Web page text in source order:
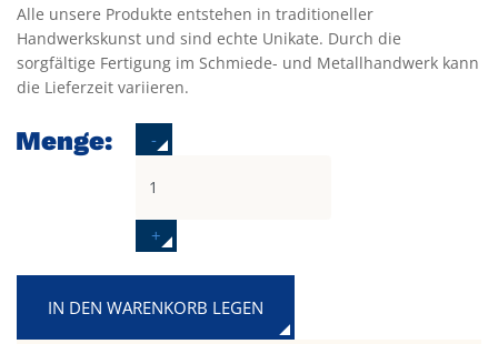
Alle unsere Produkte entstehen in traditioneller
Handwerkskunst und sind echte Unikate. Durch die
sorgfältige Fertigung im Schmiede- und Metallhandwerk kann
die Lieferzeit variieren.
Menge: -
+
IN DEN WARENKORB LEGEN